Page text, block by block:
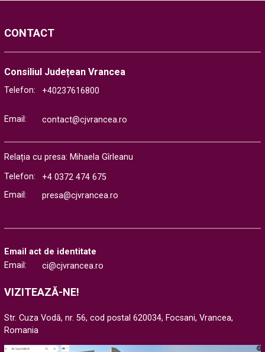
CONTACT
Consiliul Județean Vrancea
Telefon: +40237616800
Email: contact@cjvrancea.ro
Relația cu presa: Mihaela Gîrleanu
Telefon:
+4 0372 474 675
Email:
presa@cjvrancea.ro
Email act de identitate
Email:
ci@cjvrancea.ro
VIZITEAZĂ-NE!
Str. Cuza Vodă, nr. 56, cod postal 620034, Focsani, Vrancea,
Romania